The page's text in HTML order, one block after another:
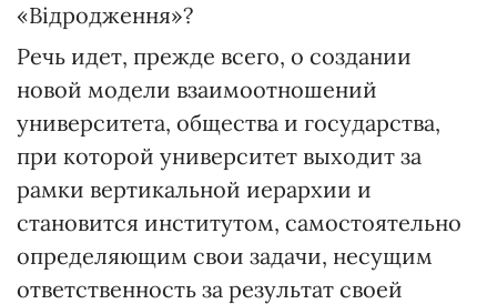
«Відродження»?
Речь идет, прежде всего, о создании
новой модели взаимоотношений
университета, общества и государства,
при которой университет выходит за
рамки вертикальной иерархии и
становится институтом, самостоятельно
определяющим свои задачи, несущим
ответственность за результат своей